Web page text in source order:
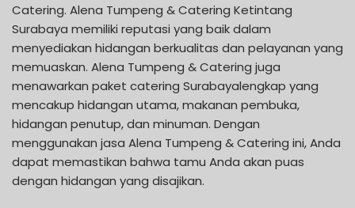
Catering. Alena Tumpeng & Catering Ketintang
Surabaya memiliki reputasi yang baik dalam
menyediakan hidangan berkualitas dan pelayanan yang
memuaskan. Alena Tumpeng & Catering juga
menawarkan paket catering Surabayalengkap yang
mencakup hidangan utama, makanan pembuka,
hidangan penutup, dan minuman. Dengan
menggunakan jasa Alena Tumpeng & Catering ini, Anda
dapat memastikan bahwa tamu Anda akan puas
dengan hidangan yang disajikan.